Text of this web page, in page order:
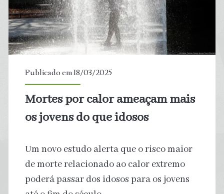
Publicado em 18/03/2025
Mortes por calor ameaçam mais
os jovens do que idosos
Um novo estudo alerta que o risco maior
de morte relacionado ao calor extremo
poderá passar dos idosos para os jovens